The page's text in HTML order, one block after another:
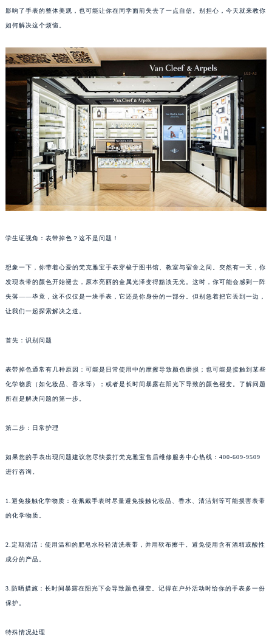
影响了手表的整体美观，也可能让你在同学面前失去了一点自信。别担心，今天就来教你
如何解决这个烦恼。
学生证视角：表带掉色？这不是问题！
想象一下，你带着心爱的梵克雅宝手表穿梭于图书馆、教室与宿舍之间。突然有一天，你
发现表带的颜色开始褪去，原本亮丽的金属光泽变得黯淡无光。这时，你可能会感到一阵
失落——毕竟，这不仅仅是一块手表，它还是你身份的一部分。但别急着把它丢到一边，
让我们一起探索解决之道。
首先：识别问题
表带掉色通常有几种原因：可能是日常使用中的摩擦导致颜色磨损；也可能是接触到某些
化学物质（如化妆品、香水等）；或者是长时间暴露在阳光下导致的颜色褪变。了解问题
所在是解决问题的第一步。
第二步：日常护理
如果您的手表出现问题建议您尽快拨打梵克雅宝售后维修服务中心热线：400-609-9509
进行咨询。
1.避免接触化学物质：在佩戴手表时尽量避免接触化妆品、香水、清洁剂等可能损害表带
的化学物质。
2.定期清洁：使用温和的肥皂水轻轻清洗表带，并用软布擦干。避免使用含有酒精或酸性
成分的产品。
3.防晒措施：长时间暴露在阳光下会导致颜色褪变。记得在户外活动时给你的手表多一份
保护。
特殊情况处理